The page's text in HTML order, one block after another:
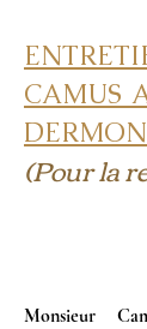
CAMUS
(Pour la
Monsieur